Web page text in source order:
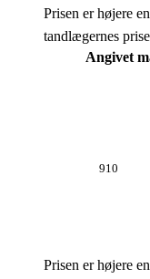
Prisen er højere
tandlægernes
Angivet
910
Prisen er højere